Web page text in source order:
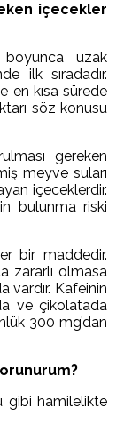
içecekler
uzak
ilk sıradadır.
en kısa sürede
söz konusu
gereken
meyve suları
içeceklerdir.
bulunma riski
bir maddedir.
zararlı olmasa
Kafeinin
ve çikolatada
300 mg’dan
gibi hamilelikte